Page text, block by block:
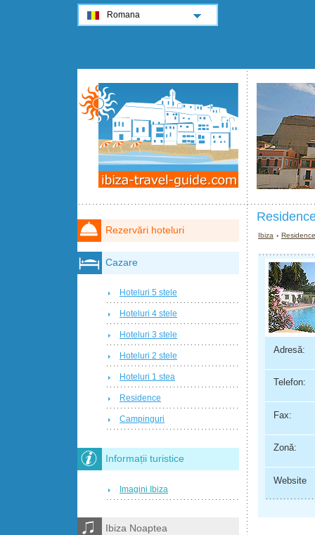
Ibiza ›
Adresă:
Telefon:
Fax:
Zonă:
Website
Rezervări hoteluri
Cazare
Hoteluri 5 stele
Hoteluri 4 stele
Hoteluri 3 stele
Hoteluri 2 stele
Hoteluri 1 stea
Residence
Campinguri
Informații turistice
Imagini Ibiza
Ibiza Noaptea
Romana